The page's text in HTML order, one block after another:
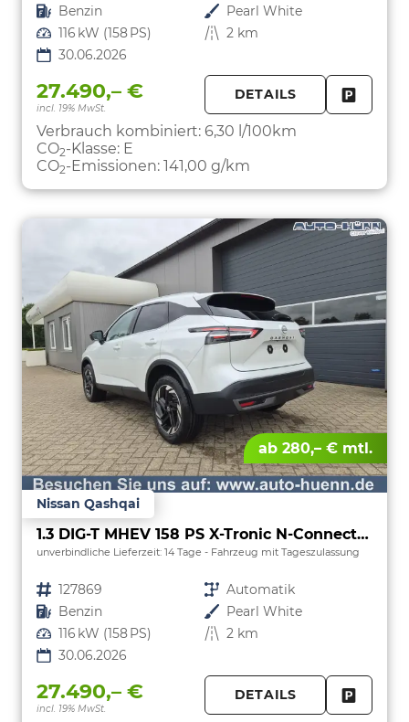
Kraftstoff Benzin Außenfarbe Pearl White
Leistung 116 kW (158 PS) Kilometerstand 2 km
30.06.2026
27.490,– €
incl. 19% MwSt.
DETAILS
Verbrauch kombiniert: 6,30 l/100km
CO2-Klasse: E
CO2-Emissionen: 141,00 g/km
ab 280,– € mtl.
Nissan Qashqai
1.3 DIG-T MHEV 158 PS X-Tronic N-Connecta Teil-Leder PanoGlasdach Klimaautomatik Sitzheizung Lenkradheizung Navi ACC PDC v+h 360°Kamera DAB Bluetooth Touchscreen Apple CarPlay Android Auto 18"LM
unverbindliche Lieferzeit: 14 Tage Fahrzeug mit Tageszulassung
Fahrzeugnr. 127869 Getriebe Automatik
Kraftstoff Benzin Außenfarbe Pearl White
Leistung 116 kW (158 PS) Kilometerstand 2 km
30.06.2026
27.490,– €
incl. 19% MwSt.
DETAILS